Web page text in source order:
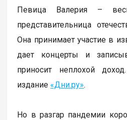
Певица Валерия –
представительница
Она принимает участие в
дает концерты и
приносит неплохой
издание «Дни.ру».
Но в разгар пандемии